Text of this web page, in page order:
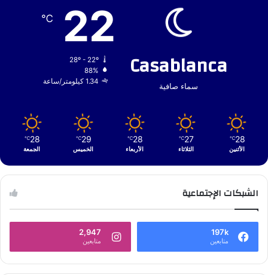
Casablanca
سماء صافية
22
℃
28º - 22º
88%
1.34 كيلومتر/ساعة
28
℃
الأثنين
27
℃
الثلاثاء
28
℃
الأربعاء
29
℃
الخميس
28
℃
الجمعة
الشبكات الإجتماعية
197k
متابعين
2,947
متابعين